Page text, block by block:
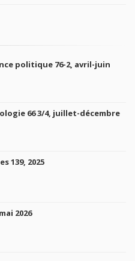
politique 76-2, avril-juin
66 3/4, juillet-décembre
139, 2025
2026